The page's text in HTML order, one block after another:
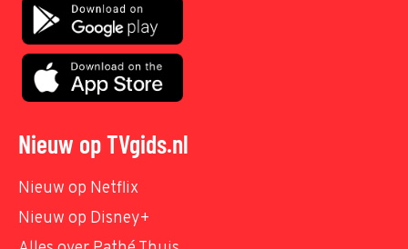
Nieuw op TVgids.nl
Nieuw op Netflix
Nieuw op Disney+